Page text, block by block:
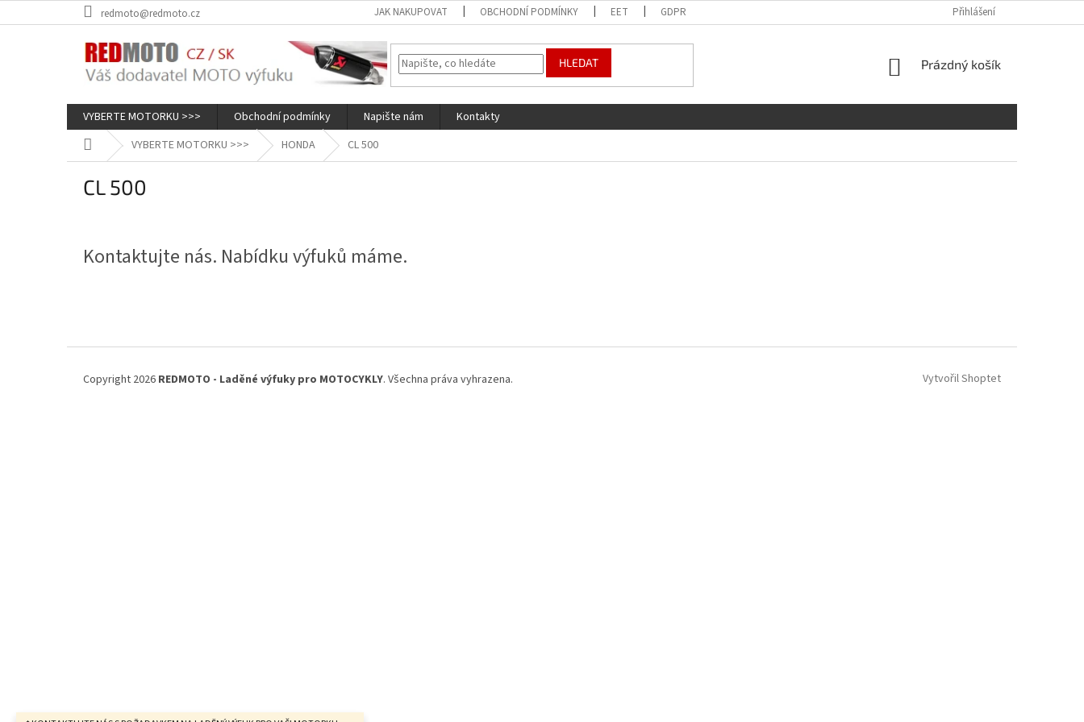
na
redmoto@redmoto.cz JAK NAKUPOVAT OBCHODNÍ PODMÍNKY EET GDPR Přihlášení
HLEDAT
NÁKUPNÍ
Prázdný košík
VYBERTE MOTORKU >>> Obchodní podmínky Napište nám
Kontakty
Domů VYBERTE MOTORKU >>> HONDA CL 500
CL 500
Kontaktujte nás. Nabídku výfuků máme.
Vytvořil Shoptet
Copyright 2026 REDMOTO - Laděné výfuky pro MOTOCYKLY. Všechna práva vyhrazena.